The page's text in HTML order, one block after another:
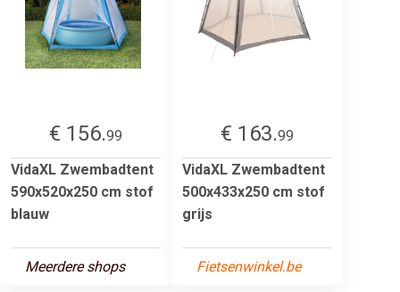
€ 156.99
VidaXL Zwembadtent
590x520x250 cm stof
blauw
Meerdere shops
€ 163.99
VidaXL Zwembadtent
500x433x250 cm stof
grijs
Fietsenwinkel.be